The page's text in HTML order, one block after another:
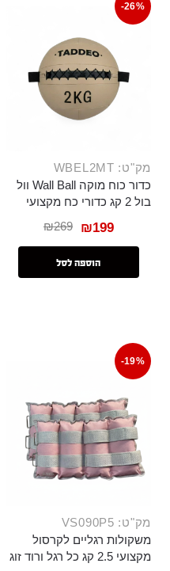
-26%
מק"ט: WBEL2MT
כדור כוח מוקה Wall Ball וול
בול 2 קג כדורי כח מקצועי
₪269 ₪199
הוספה לסל
-19%
מק"ט: VS090P5
משקולות רגליים לקרסול
מקצועי 2.5 קג כל רגל ורוד זוג